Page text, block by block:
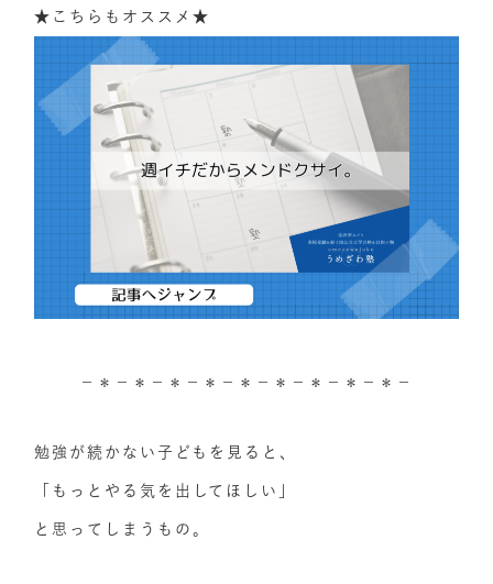
★こちらもオススメ★
－＊－＊－＊－＊－＊－＊－＊－＊－＊－
勉強が続かない子どもを見ると、
「もっとやる気を出してほしい」
と思ってしまうもの。